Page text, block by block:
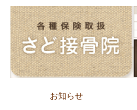
お知らせ